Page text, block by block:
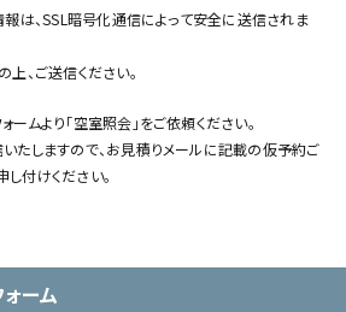
報は、SSL暗号化通信によって安全に送信されま
、ご送信ください。
ムより「空室照会」をご依頼ください。
たしますので、お見積りメールに記載の仮予約ご
付けください。
ーム